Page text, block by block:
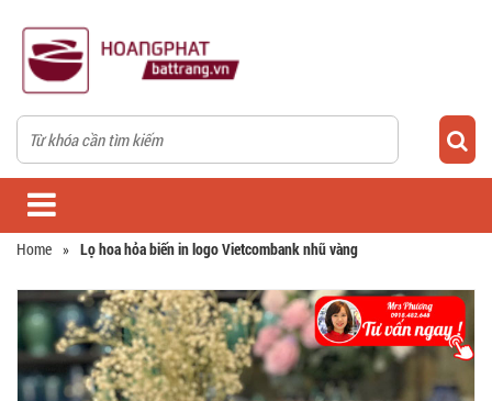
Home » Lọ hoa hỏa biến in logo Vietcombank nhũ vàng